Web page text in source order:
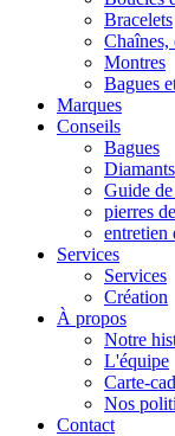
Bracelets
Chaînes,
Montres
Bagues
Marques
Conseils
Bagues
Diamants
Guide
pierres
entretien
Services
Services
Création
À propos
Notre
L'équipe
Carte-
Nos
Contact